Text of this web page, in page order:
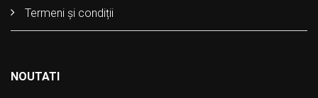
Termeni și condiții
NOUTATI